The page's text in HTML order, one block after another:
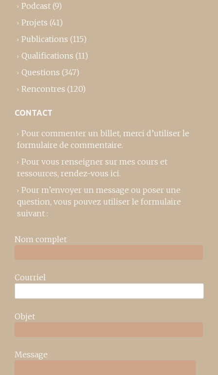
Podcast (9)
Projets (41)
Publications (115)
Qualifications (11)
Questions (347)
Rencontres (120)
CONTACT
Pour commenter un billet, merci d’utiliser le
formulaire de commentaire.
Pour vous renseigner sur mes cours et
ressources, rendez-vous ici.
Pour m’envoyer un message ou poser une
question, vous pouvez utiliser le formulaire
suivant :
Nom complet
Courriel
Objet
Message